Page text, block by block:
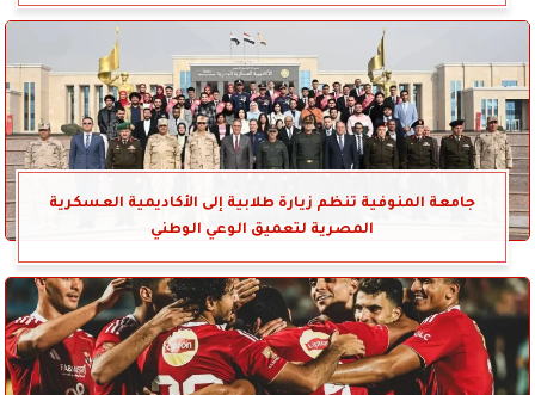
جامعة المنوفية تنظم زيارة طلابية إلى الأكاديمية العسكرية
المصرية لتعميق الوعي الوطني